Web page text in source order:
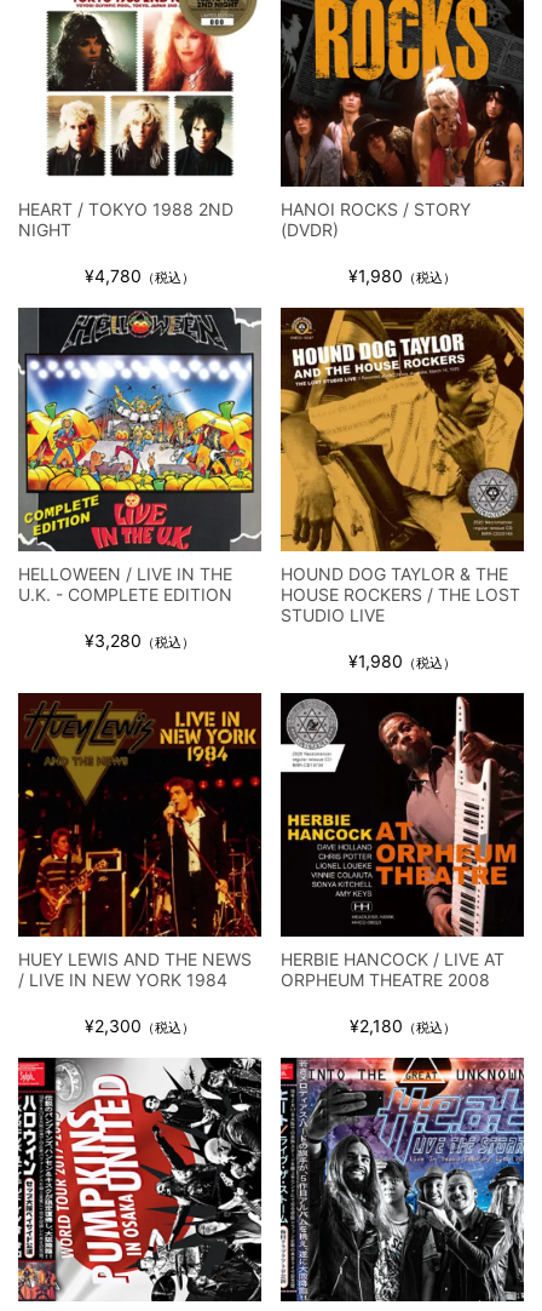
HEART / TOKYO 1988 2ND
NIGHT
¥4,780 （税込）
HANOI ROCKS / STORY
(DVDR)
¥1,980 （税込）
HELLOWEEN / LIVE IN THE
U.K. - COMPLETE EDITION
¥3,280 （税込）
HOUND DOG TAYLOR & THE
HOUSE ROCKERS / THE LOST
STUDIO LIVE
¥1,980 （税込）
HUEY LEWIS AND THE NEWS
/ LIVE IN NEW YORK 1984
¥2,300 （税込）
HERBIE HANCOCK / LIVE AT
ORPHEUM THEATRE 2008
¥2,180 （税込）